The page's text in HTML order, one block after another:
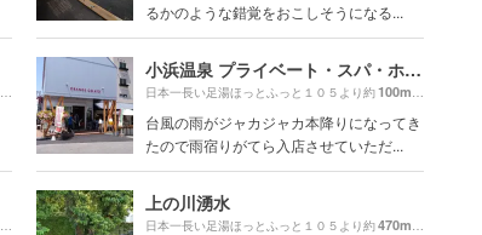
るかのような錯覚をおこしそうになる...
（徒歩4分）
小浜温泉 プライベート・スパ・ホテル≪オレンジ・ベイ≫
日本一長い足湯ほっとふっと１０５より約100m （徒歩2分）
台風の雨がジャカジャカ本降りになってき
たので雨宿りがてら入店させていただ...
（徒歩2分）
上の川湧水
日本一長い足湯ほっとふっと１０５より約470m （徒歩8分）